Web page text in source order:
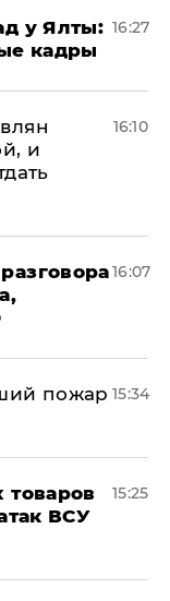
у Ялты:
кадры
16:27
и
16:10
16:07
пожар 15:34
ВСУ
15:25